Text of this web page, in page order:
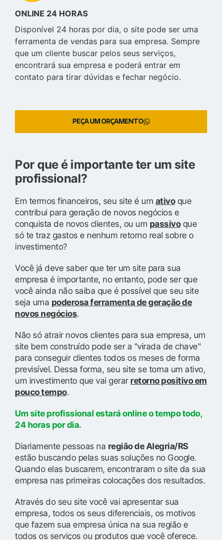
ONLINE 24 HORAS
Disponível 24 horas por dia, o site pode ser uma
ferramenta de vendas para sua empresa. Sempre
que um cliente buscar pelos seus serviços,
encontrará sua empresa e poderá entrar em
contato para tirar dúvidas e fechar negócio.
PEÇA UM ORÇAMENTO
Por que é importante ter um site
profissional?
Em termos financeiros, seu site é um ativoque
contribui para geração de novos negócios e
conquista de novos clientes, ou um passivoque
só te traz gastos e nenhum retorno real sobre o
investimento?
Você já deve saber que ter um site para sua
empresa é importante, no entanto, pode ser que
você ainda não saiba que é possível que seu site
seja uma poderosa ferramenta de geração de
novos negócios.
Não só atrair novos clientes para sua empresa, um
site bem construído pode ser a "virada de chave"
para conseguir clientes todos os meses de forma
previsível. Dessa forma, seu site se torna um ativo,
um investimento que vai gerar retorno positivo em
pouco tempo.
Um site profissional estará online o tempo todo,
24 horas por dia.
Diariamente pessoas na região de Alegria/RS
estão buscando pelas suas soluções no Google.
Quando elas buscarem, encontraram o site da sua
empresa nas primeiras colocações dos resultados.
Através do seu site você vai apresentar sua
empresa, todos os seus diferenciais, os motivos
que fazem sua empresa única na sua região e
todos os serviços ou produtos que você oferece.